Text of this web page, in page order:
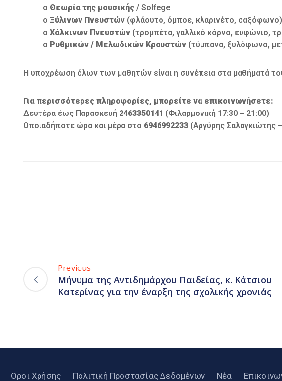
o Θεωρία της μουσικής / Solfege
o Ξύλινων Πνευστών (φλάουτο, όμποε, κλαρινέτο, σαξόφωνο)
o Χάλκινων Πνευστών (τρομπέτα, γαλλικό κόρνο, ευφώνιο,
o Ρυθμικών / Μελωδικών Κρουστών (τύμπανα, ξυλόφωνο,
Η υποχρέωση όλων των μαθητών είναι η συνέπεια στα μαθήματά
Για περισσότερες πληροφορίες, μπορείτε να επικοινωνήσετε:
Δευτέρα έως Παρασκευή 2463350141 (Φιλαρμονική 17:30 – 21:00)
Οποιαδήποτε ώρα και μέρα στο 6946992233 (Αργύρης Σαλαγκιώτης
Previous
Μήνυμα της Αντιδημάρχου Παιδείας, κ. Κάτσιου
Κατερίνας για την έναρξη της σχολικής χρονιάς
Οροι Χρήσης Πολιτική Προστασίας Δεδομένων Νέα